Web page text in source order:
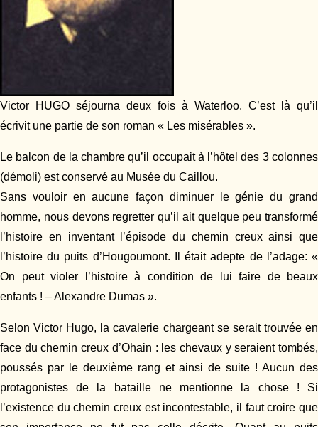
Victor HUGO séjourna deux fois à Waterloo. C’est là qu’il
écrivit une partie de son roman « Les misérables ».
Le balcon de la chambre qu’il occupait à l’hôtel des 3 colonnes
(démoli) est conservé au Musée du Caillou.
Sans vouloir en aucune façon diminuer le génie du grand
homme, nous devons regretter qu’il ait quelque peu transformé
l’histoire en inventant l’épisode du chemin creux ainsi que
l’histoire du puits d’Hougoumont. Il était adepte de l’adage: «
On peut violer l’histoire à condition de lui faire de beaux
enfants ! – Alexandre Dumas ».
Selon Victor Hugo, la cavalerie chargeant se serait trouvée en
face du chemin creux d’Ohain : les chevaux y seraient tombés,
poussés par le deuxième rang et ainsi de suite ! Aucun des
protagonistes de la bataille ne mentionne la chose ! Si
l’existence du chemin creux est incontestable, il faut croire que